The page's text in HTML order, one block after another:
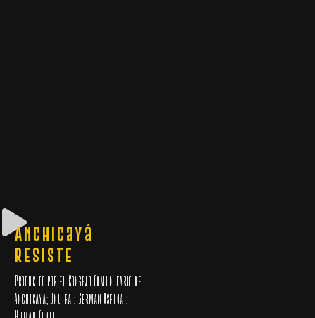
Anchicayá
Resiste
Producido por el Consejo Comunitario de
Anchicayá; Onuira ; German Ospina ;